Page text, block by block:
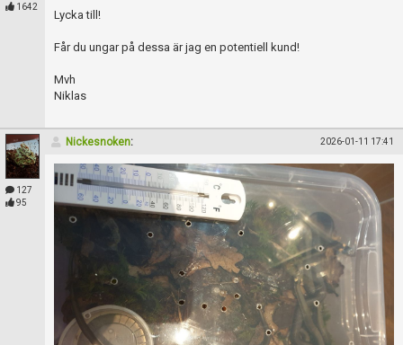
1642
Lycka till!
Får du ungar på dessa är jag en potentiell kund!
Mvh
Niklas
127
95
Nickesnoken: 2026-01-11 17:41